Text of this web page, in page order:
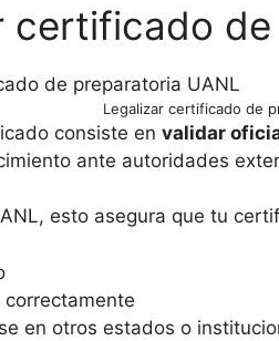
certificado
Legalizar certificado de
consiste en validar
ante autoridades
esto asegura que tu
correctamente
en otros estados o